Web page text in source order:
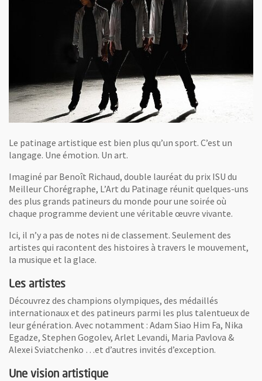
Le patinage artistique est bien plus qu’un sport. C’est un
langage. Une émotion. Un art.
Imaginé par Benoît Richaud, double lauréat du prix ISU du
Meilleur Chorégraphe, L’Art du Patinage réunit quelques-uns
des plus grands patineurs du monde pour une soirée où
chaque programme devient une véritable œuvre vivante.
Ici, il n’y a pas de notes ni de classement. Seulement des
artistes qui racontent des histoires à travers le mouvement,
la musique et la glace.
Les artistes
Découvrez des champions olympiques, des médaillés
internationaux et des patineurs parmi les plus talentueux de
leur génération. Avec notamment : Adam Siao Him Fa, Nika
Egadze, Stephen Gogolev, Arlet Levandi, Maria Pavlova &
Alexei Sviatchenko …et d’autres invités d’exception.
Une vision artistique